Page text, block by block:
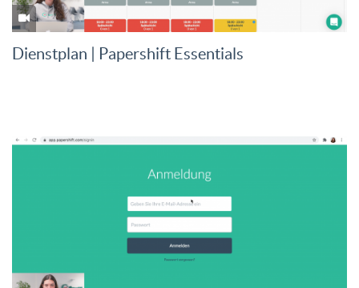
Dienstplan | Papershift Essentials